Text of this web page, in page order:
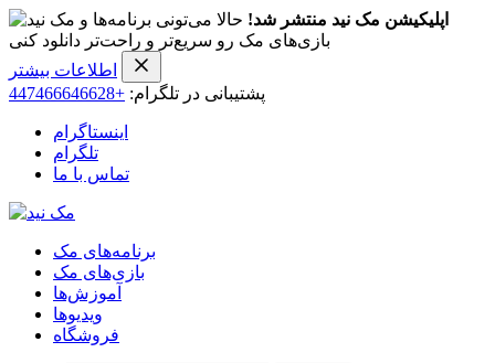
اپلیکیشن مک نید منتشر شد! حالا می‌تونی برنامه‌ها و
بازی‌های مک رو سریع‌تر و راحت‌تر دانلود کنی
اطلاعات بیشتر
پشتیبانی در تلگرام: +447466646628
اینستاگرام
تلگرام
تماس با ما
برنامه‌های مک
بازی‌های مک
آموزش‌ها
ویدیو‌ها
فروشگاه